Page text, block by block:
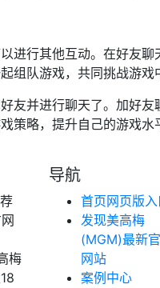
进行其他互动。在好友
组队游戏，共同挑战游戏
友并进行聊天了。加好
策略，提升自己的游戏水
梅
导航
首页网页版入
发现美高梅
(MGM)最新
网站
案例中心